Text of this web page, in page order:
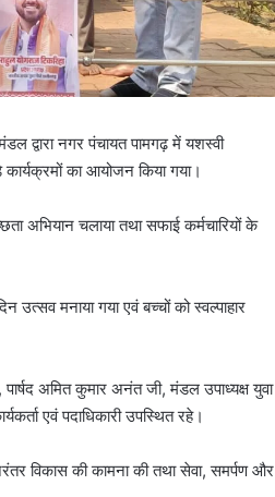
द्वारा नगर पंचायत पामगढ़ में यशस्वी
का आयोजन किया गया।
अभियान चलाया तथा सफाई कर्मचारियों के
मनाया गया एवं बच्चों को स्वल्पाहार
अमित कुमार अनंत जी, मंडल उपाध्यक्ष युवा
एवं पदाधिकारी उपस्थित रहे।
विकास की कामना की तथा सेवा, समर्पण और